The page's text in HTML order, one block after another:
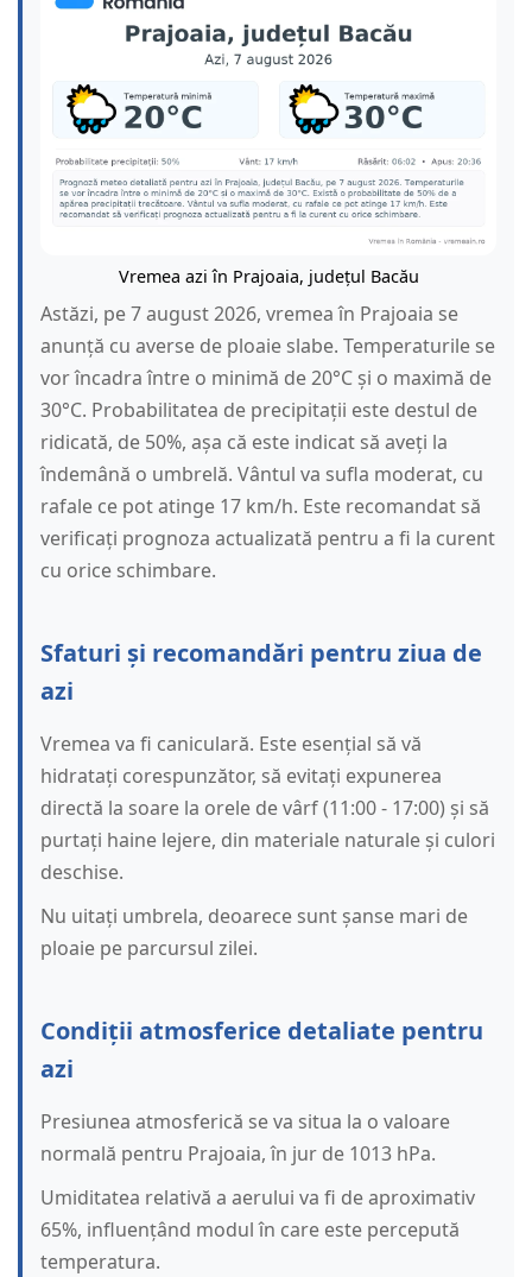
Vremea azi în Prajoaia, județul Bacău
Astăzi, pe 7 august 2026, vremea în Prajoaia se
anunță cu averse de ploaie slabe. Temperaturile se
vor încadra între o minimă de 20°C și o maximă de
30°C. Probabilitatea de precipitații este destul de
ridicată, de 50%, așa că este indicat să aveți la
îndemână o umbrelă. Vântul va sufla moderat, cu
rafale ce pot atinge 17 km/h. Este recomandat să
verificați prognoza actualizată pentru a fi la curent
cu orice schimbare.
Sfaturi și recomandări pentru ziua de
azi
Vremea va fi caniculară. Este esențial să vă
hidratați corespunzător, să evitați expunerea
directă la soare la orele de vârf (11:00 - 17:00) și să
purtați haine lejere, din materiale naturale și culori
deschise.
Nu uitați umbrela, deoarece sunt șanse mari de
ploaie pe parcursul zilei.
Condiții atmosferice detaliate pentru
azi
Presiunea atmosferică se va situa la o valoare
normală pentru Prajoaia, în jur de 1013 hPa.
Umiditatea relativă a aerului va fi de aproximativ
65%, influențând modul în care este percepută
temperatura.